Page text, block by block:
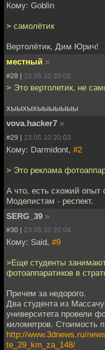
Кому: Goblin
> самолётик
Вертолётик, Дим Юрич!
местный »
#28 | 23.05.10 20:02
> Это вертолетик, не
хыыхыхыыыыыыы
vova.hacker7 »
#29 | 23.05.10 20:03
Кому: Darmidont, #2
> Это реклама
А что, есть схожий опыт
Моделистам - респект.
SERG_39 »
#30 | 23.05.10 20:04
Кому: Said, #9
>Еще студенты
фотоаппаратиков в
Причем за недорого.
Два студента из
университета провели
километров. Стоимость
http://www.3dnews.ru/
te_29_km_za_148/